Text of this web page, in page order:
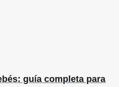
guía completa para